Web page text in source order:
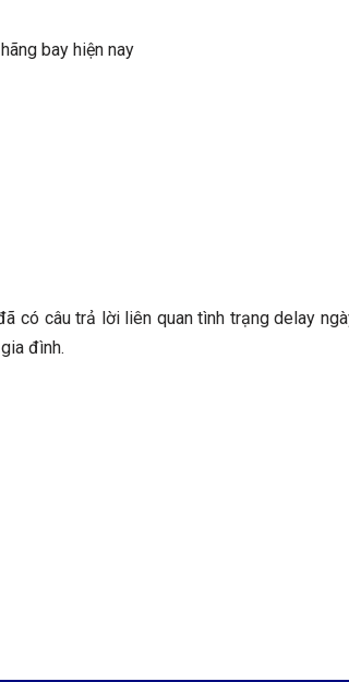
bay hiện nay
có câu trả lời liên quan tình trạng delay
đình.